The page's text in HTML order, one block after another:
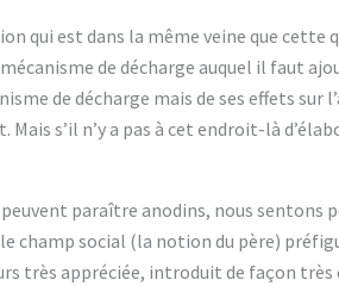
qui est dans la même veine que cette
de décharge auquel il faut
de décharge mais de ses effets
s’il n’y a pas à cet endroit-là
paraître anodins, nous sentons
champ social (la notion du père)
très appréciée, introduit de façon